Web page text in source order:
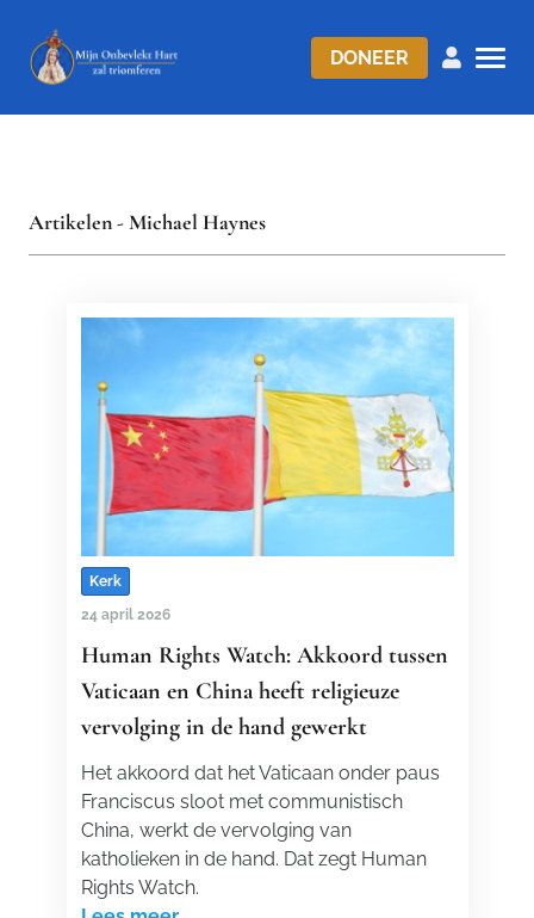
DONEER
Artikelen - Michael Haynes
Kerk
24 april 2026
Human Rights Watch: Akkoord tussen
Vaticaan en China heeft religieuze
vervolging in de hand gewerkt
Het akkoord dat het Vaticaan onder paus
Franciscus sloot met communistisch
China, werkt de vervolging van
katholieken in de hand. Dat zegt Human
Rights Watch.